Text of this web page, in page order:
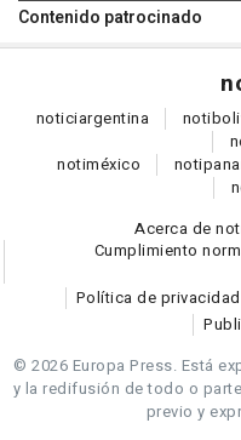
Contenido patrocinado
noticiargentina noti
notiméxico noti
Acerca de
Cumplimiento
Política de privacidad
© 2026 Europa Press. Está
y la redifusión de todo o
previo y